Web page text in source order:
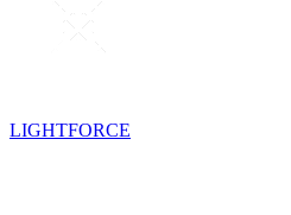
LIGHTFORCE